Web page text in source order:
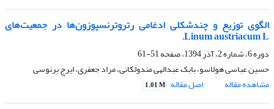
الگوی توزیع و چندشکلی ادغامی رتروترنسپوزون‌ها در جمعیت‌های
Linum austriacum L.
دوره 6، شماره 2، آذر 1394، صفحه
51-61
حسین عباسی هولاسو، بابک عبدالهی مندولکانی، مراد جعفری، ایرج برنوسی
مشاهده مقاله
اصل مقاله 1.01 M